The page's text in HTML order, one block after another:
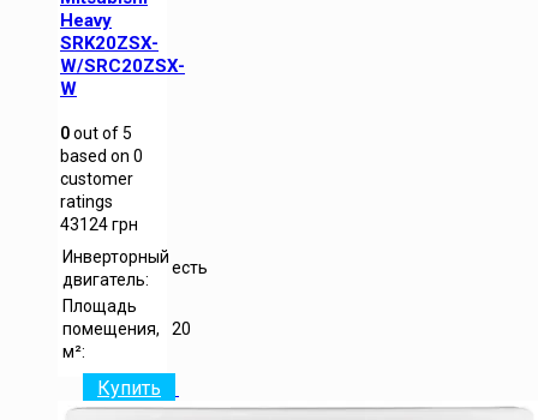
Heavy
SRK20ZSX-
W/SRC20ZSX-
W
0out of5
based on 0
customer
ratings
43124грн
Инверторный
двигатель:
есть
Площадь
помещения,
м²:
20
Купить